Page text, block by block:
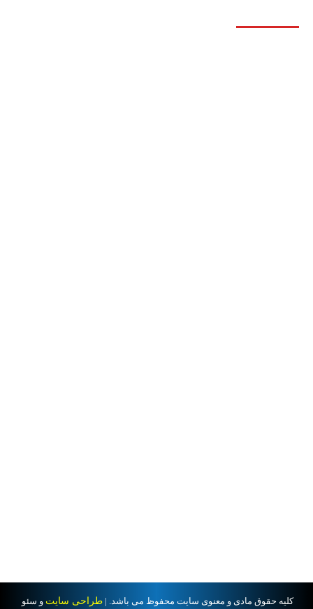
کلیه حقوق مادی و معنوی سایت محفوظ می باشد. | طراحی سایت و سئو